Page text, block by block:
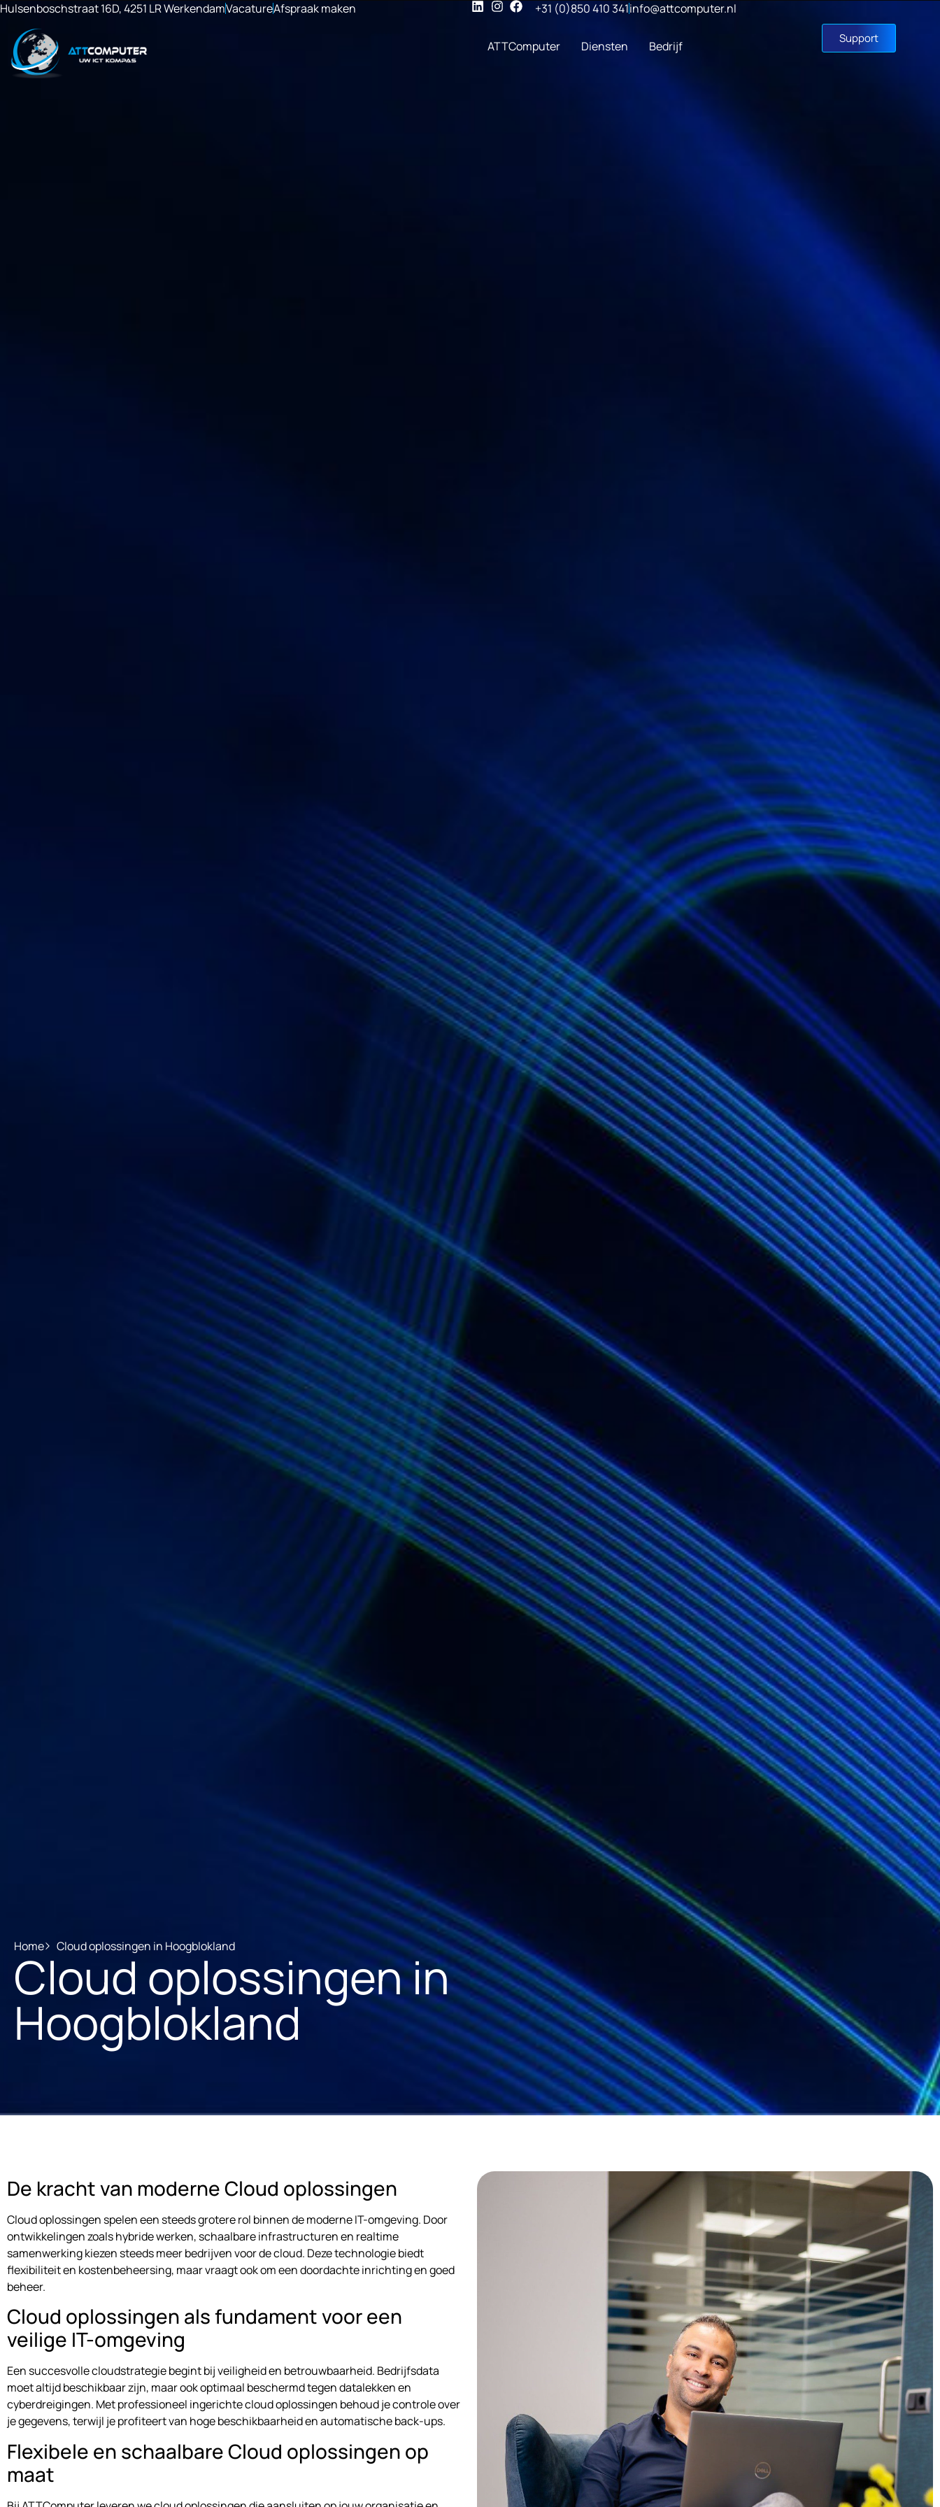
Hulsenboschstraat 16D, 4251 LR WerkendamVacatureAfspraak maken +31 (0)850 410 341info@attcomputer.nl
ATTComputer Diensten Bedrijf
Support
Home Cloud oplossingen in Hoogblokland
Cloud oplossingen in
Hoogblokland
De kracht van moderne Cloud oplossingen
Cloud oplossingen spelen een steeds grotere rol binnen de moderne IT-omgeving. Door
ontwikkelingen zoals hybride werken, schaalbare infrastructuren en realtime
samenwerking kiezen steeds meer bedrijven voor de cloud. Deze technologie biedt
flexibiliteit en kostenbeheersing, maar vraagt ook om een doordachte inrichting en goed
beheer.
Cloud oplossingen als fundament voor een
veilige IT-omgeving
Een succesvolle cloudstrategie begint bij veiligheid en betrouwbaarheid. Bedrijfsdata
moet altijd beschikbaar zijn, maar ook optimaal beschermd tegen datalekken en
cyberdreigingen. Met professioneel ingerichte cloud oplossingen behoud je controle over
je gegevens, terwijl je profiteert van hoge beschikbaarheid en automatische back-ups.
Flexibele en schaalbare Cloud oplossingen op
maat